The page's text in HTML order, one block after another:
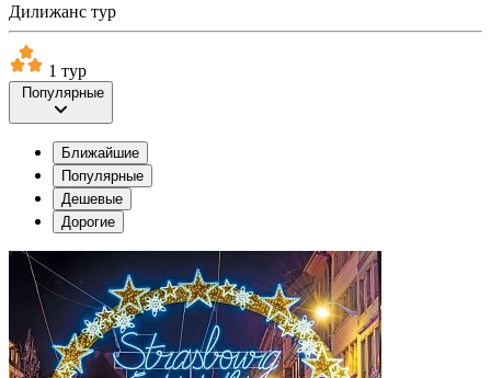
Дилижанс тур
1 тур
Популярные
Ближайшие
Популярные
Дешевые
Дорогие